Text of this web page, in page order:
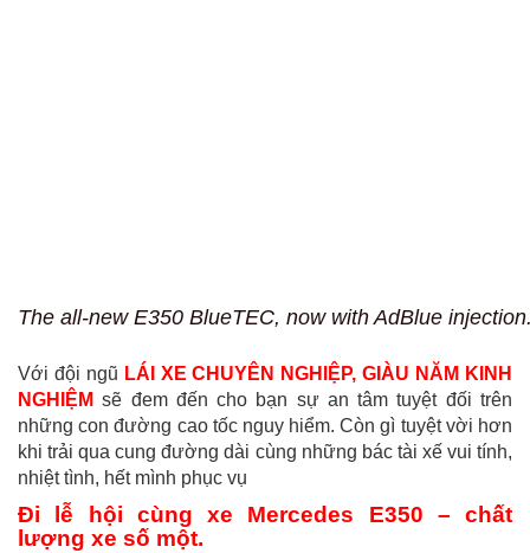
The all-new E350 BlueTEC, now with AdBlue
Với đội ngũ LÁI XE CHUYÊN NGHIỆP, GIÀU NĂM KINH
NGHIỆM sẽ đem đến cho bạn sự an tâm tuyệt đối trên
những con đường cao tốc nguy hiểm. Còn gì tuyệt vời hơn
khi trải qua cung đường dài cùng những bác tài xế vui tính,
nhiệt tình, hết mình phục vụ
Đi lễ hội cùng xe Mercedes E350 – chất
lượng xe số một.